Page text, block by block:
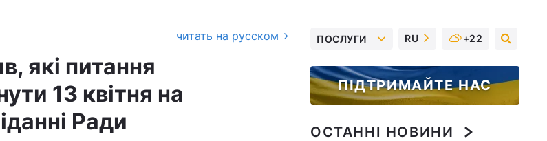
читать на русском
які питання
13 квітня на
Ради
ПОСЛУГИ RU +22
ПІДТРИМАЙТЕ НАС
ОСТАННІ НОВИНИ